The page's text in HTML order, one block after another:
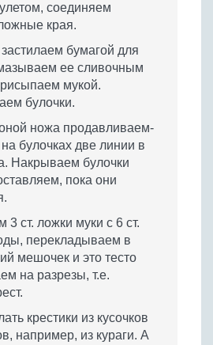
соединяем
края.
бумагой для
ее сливочным
мукой.
булочки.
ножа продавливаем-
булочках две линии в
Накрываем булочки
пока они
ст. ложки муки с 6 ст.
перекладываем в
мешочек и это тесто
на разрезы, т.е.
крестики из кусочков
например, из кураги. А